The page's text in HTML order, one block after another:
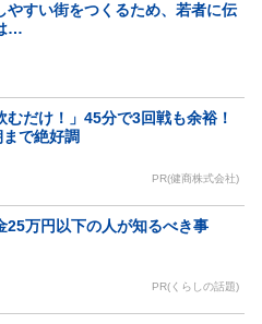
やすい街をつくるため、若者に伝
…
むだけ！」45分で3回戦も余裕！
で絶好調
PR(健商株式会社)
25万円以下の人が知るべき事
PR(くらしの話題)